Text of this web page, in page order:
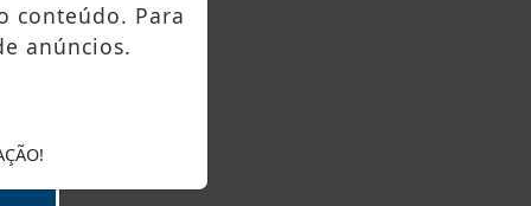
conteúdo. Para
anúncios.